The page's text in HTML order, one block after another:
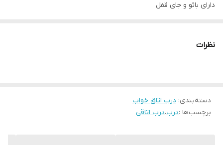
دارای بائو و جای قفل
نظرات
دسته‌بندی: درب اتاق خواب
برچسب‌ها :درب،درب اتاقی